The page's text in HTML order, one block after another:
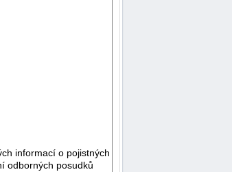
informací o pojistných
odborných posudků